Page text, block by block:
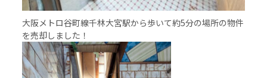
大阪メトロ谷町線千林大宮駅から歩いて約5分の場所の物件
を売却しました！